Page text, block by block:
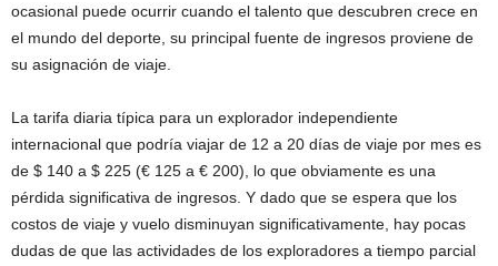
ocasional puede ocurrir cuando el talento que descubren crece en
el mundo del deporte, su principal fuente de ingresos proviene de
su asignación de viaje.
La tarifa diaria típica para un explorador independiente
internacional que podría viajar de 12 a 20 días de viaje por mes es
de $ 140 a $ 225 (€ 125 a € 200), lo que obviamente es una
pérdida significativa de ingresos. Y dado que se espera que los
costos de viaje y vuelo disminuyan significativamente, hay pocas
dudas de que las actividades de los exploradores a tiempo parcial